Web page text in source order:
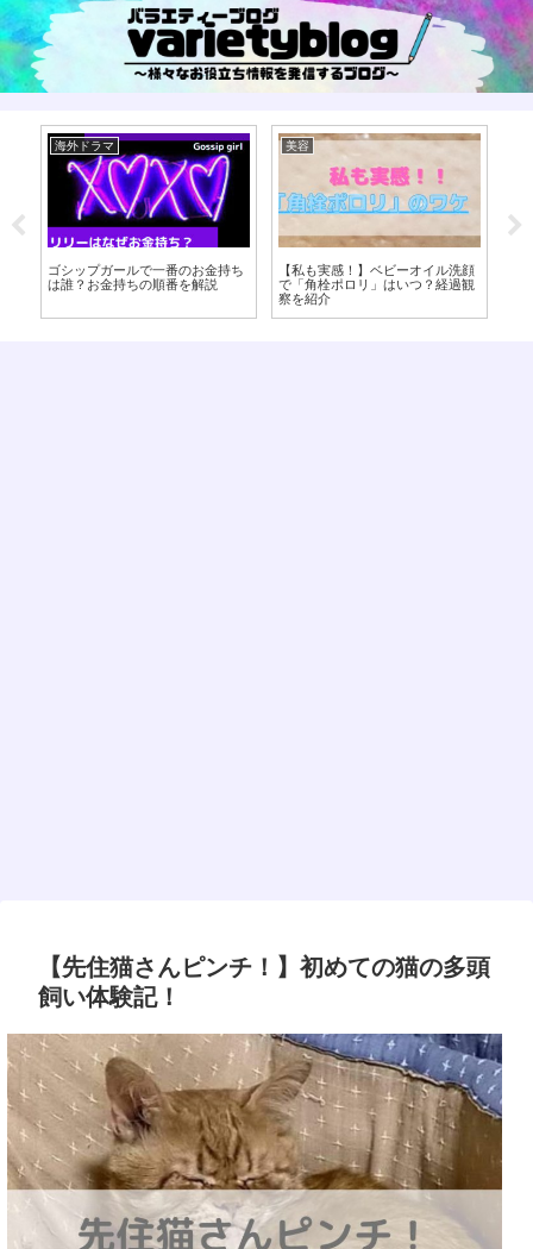
美容
【ベビーオイル洗顔】ニキビが悪
化・・お肌に合わない場合の対処
海外ドラマ
【ゴシップガール】チャックバス
の本当の母親は誰？ダイアナペイ
ンとの関係について
【先住猫さんピンチ！】初めての猫の多頭
飼い体験記！